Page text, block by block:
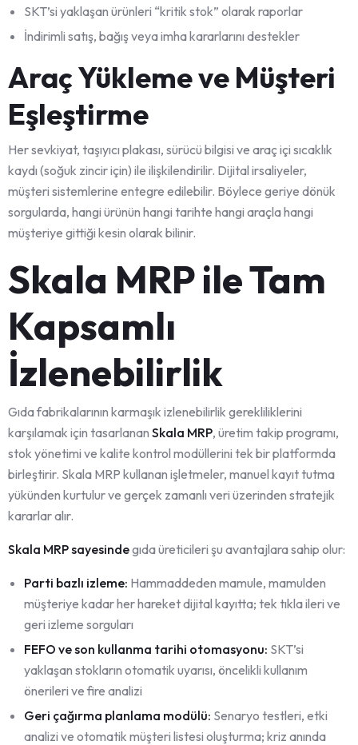
SKT’si yaklaşan ürünleri “kritik stok” olarak raporlar
İndirimli satış, bağış veya imha kararlarını destekler
Araç Yükleme ve Müşteri
Eşleştirme
Her sevkiyat, taşıyıcı plakası, sürücü bilgisi ve araç içi sıcaklık
kaydı (soğuk zincir için) ile ilişkilendirilir. Dijital irsaliyeler,
müşteri sistemlerine entegre edilebilir. Böylece geriye dönük
sorgularda, hangi ürünün hangi tarihte hangi araçla hangi
müşteriye gittiği kesin olarak bilinir.
Skala MRP ile Tam
Kapsamlı
İzlenebilirlik
Gıda fabrikalarının karmaşık izlenebilirlik gerekliliklerini
karşılamak için tasarlanan Skala MRP, üretim takip programı,
stok yönetimi ve kalite kontrol modüllerini tek bir platformda
birleştirir. Skala MRP kullanan işletmeler, manuel kayıt tutma
yükünden kurtulur ve gerçek zamanlı veri üzerinden stratejik
kararlar alır.
Skala MRP sayesindegıda üreticileri şu avantajlara sahip olur:
Parti bazlı izleme: Hammaddeden mamule, mamulden
müşteriye kadar her hareket dijital kayıtta; tek tıkla ileri ve
geri izleme sorguları
FEFO ve son kullanma tarihi otomasyonu: SKT’si
yaklaşan stokların otomatik uyarısı, öncelikli kullanım
önerileri ve fire analizi
Geri çağırma planlama modülü: Senaryo testleri, etki
analizi ve otomatik müşteri listesi oluşturma; kriz anında